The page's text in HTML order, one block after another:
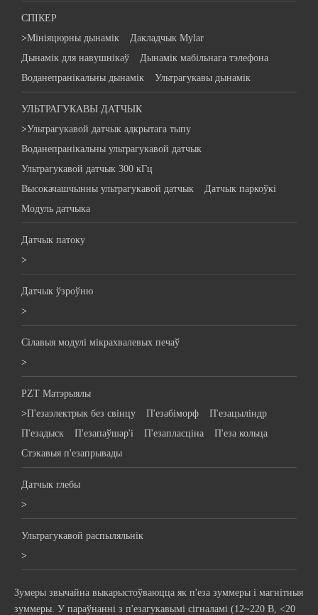
СПІКЕР
>Мініяцюрны дынамік
Дакладчык Mylar
Дынамік для навушнікаў
Дынамік мабільнага тэлефона
Воданепранікальны дынамік
Ультрагукавы дынамік
УЛЬТРАГУКАВЫ ДАТЧЫК
>Ультрагукавой датчык адкрытага тыпу
Воданепранікальны ультрагукавой датчык
Ультрагукавой датчык 300 кГц
Высокачашчынны ультрагукавой датчык
Датчык паркоўкі
Модуль датчыка
Датчык патоку
>
Датчык ўзроўню
>
Сілавыя модулі мікрахвалевых печаў
>
PZT Матэрыялы
>П'езаэлектрык без свінцу П'езабіморф
П'езацыліндр
П'езадыск
П'езапаўшар'і П'езапласціна
П'еза кольца
Стэкавыя п'езапрывады
Датчык глебы
>
Ультрагукавой распыляльнік
>
Зумеры звычайна выкарыстоўваюцца як п'еза зуммеры і магнітныя
зуммеры. У параўнанні з п'езагукавымі сігналамі (12~220 В, <20